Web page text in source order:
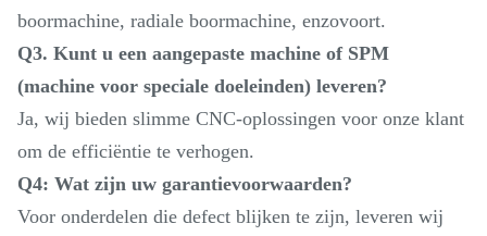
boormachine, radiale boormachine, enzovoort.
Q3. Kunt u een aangepaste machine of SPM
(machine voor speciale doeleinden) leveren?
Ja, wij bieden slimme CNC-oplossingen voor onze klant
om de efficiëntie te verhogen.
Q4: Wat zijn uw garantievoorwaarden?
Voor onderdelen die defect blijken te zijn, leveren wij